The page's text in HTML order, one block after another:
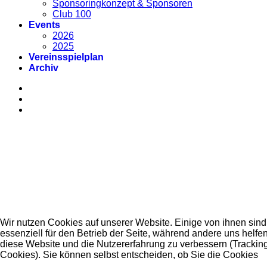
Sponsoringkonzept & Sponsoren
Club 100
Events
2026
2025
Vereinsspielplan
Archiv
Wir nutzen Cookies auf unserer Website. Einige von ihnen sind
essenziell für den Betrieb der Seite, während andere uns
diese Website und die Nutzererfahrung zu verbessern
Cookies). Sie können selbst entscheiden, ob Sie die Cookies